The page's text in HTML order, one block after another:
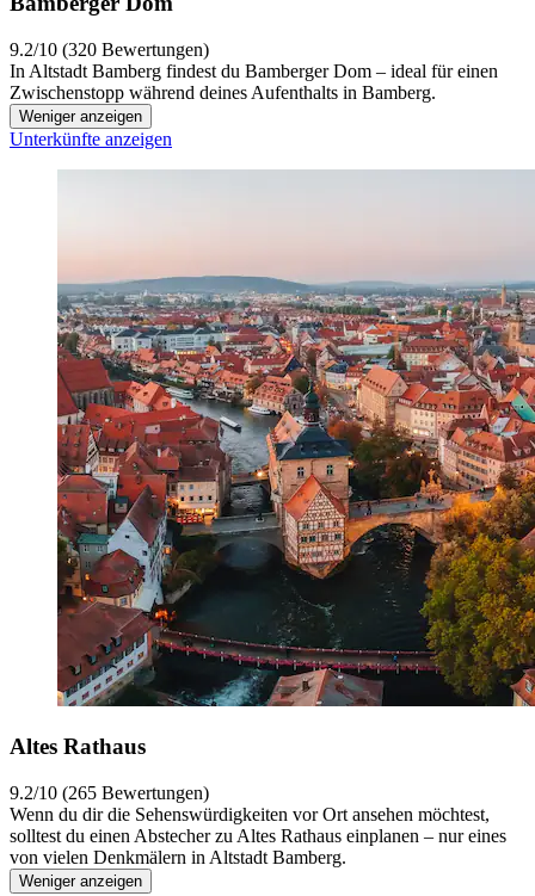
9.2/10 (320 Bewertungen)
In Altstadt Bamberg findest du Bamberger Dom – ideal für einen
Zwischenstopp während deines Aufenthalts in Bamberg.
Weniger anzeigen
Unterkünfte anzeigen
Altes Rathaus
9.2/10 (265 Bewertungen)
Wenn du dir die Sehenswürdigkeiten vor Ort ansehen möchtest,
solltest du einen Abstecher zu Altes Rathaus einplanen – nur eines
von vielen Denkmälern in Altstadt Bamberg.
Weniger anzeigen